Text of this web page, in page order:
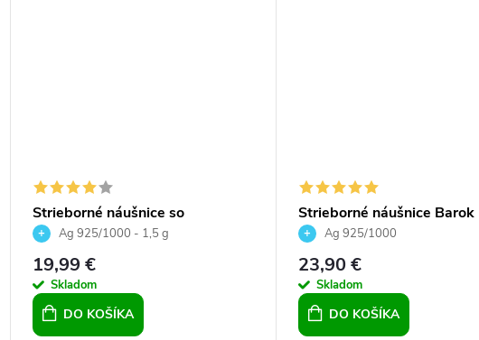
Strieborné náušnice so
srdiečkom Crystals Vitrail
Medium 14mm
Ag 925/1000 - 1,5 g
19,99 €
Skladom
DO KOŠÍKA
Strieborné náušnice Barok
Crystal Aurore Boreale
Ag 925/1000
23,90 €
Skladom
DO KOŠÍKA